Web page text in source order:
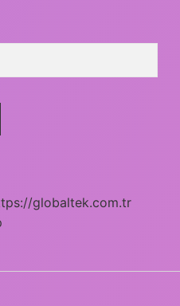
globaltek.com.tr